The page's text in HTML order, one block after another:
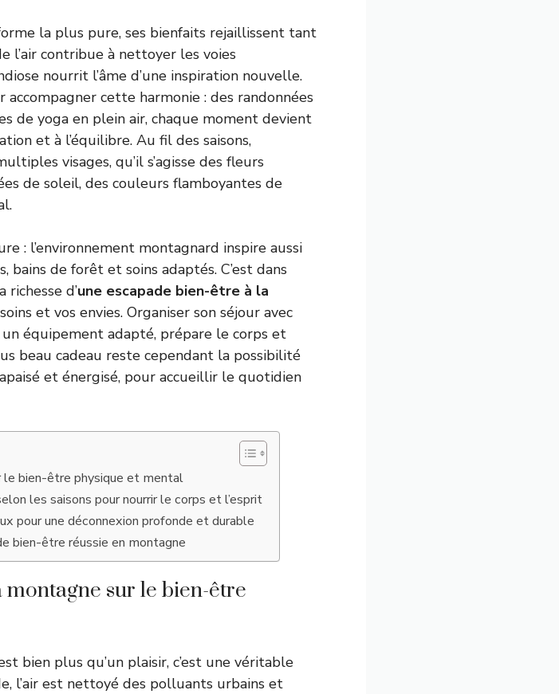
la plus pure, ses bienfaits rejaillissent tant
l’air contribue à nettoyer les voies
nourrit l’âme d’une inspiration nouvelle.
cette harmonie : des randonnées
de yoga en plein air, chaque moment devient
et à l’équilibre. Au fil des saisons,
visages, qu’il s’agisse des fleurs
de soleil, des couleurs flamboyantes de
: l’environnement montagnard inspire aussi
de forêt et soins adaptés. C’est dans
d’une escapade bien-être à la
et vos envies. Organiser son séjour avec
équipement adapté, prépare le corps et
beau cadeau reste cependant la possibilité
et énergisé, pour accueillir le quotidien
le bien-être physique et mental
les saisons pour nourrir le corps et l’esprit
pour une déconnexion profonde et durable
bien-être réussie en montagne
sur le bien-être
bien plus qu’un plaisir, c’est une véritable
l’air est nettoyé des polluants urbains et